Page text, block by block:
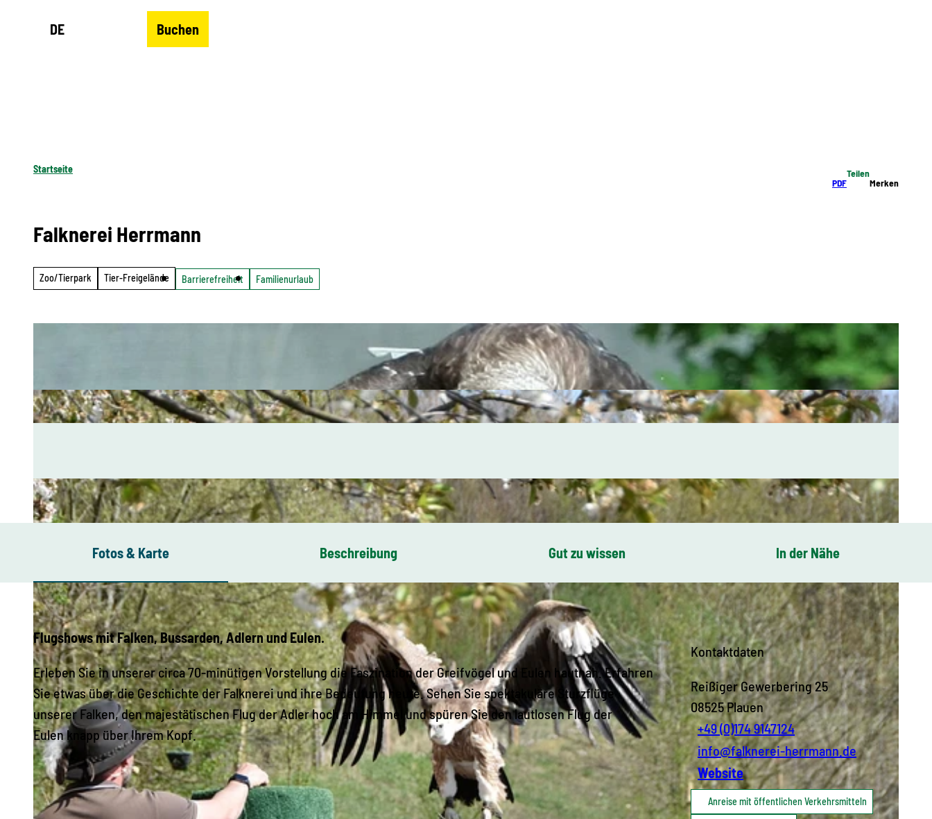
DE Buchen
Startseite
PDF
Teilen
Merken
Falknerei Herrmann
Zoo/Tierpark Tier-Freigelände Barrierefreiheit Familienurlaub
Fotos & Karte Beschreibung Gut zu wissen In der Nähe
Flugshows mit Falken, Bussarden, Adlern und Eulen.
Erleben Sie in unserer circa 70-minütigen Vorstellung die Faszination der Greifvögel und Eulen hautnah. Erfahren
Sie etwas über die Geschichte der Falknerei und ihre Bedeutung heute. Sehen Sie spektakuläre Sturzflüge
unserer Falken, den majestätischen Flug der Adler hoch am Himmel und spüren Sie den lautlosen Flug der
Eulen knapp über Ihrem Kopf.
Kontaktdaten
Reißiger Gewerbering 25
08525Plauen
+49 (0)174 9147124
info@falknerei-herrmann.de
Website
Anreise mit öffentlichen Verkehrsmitteln